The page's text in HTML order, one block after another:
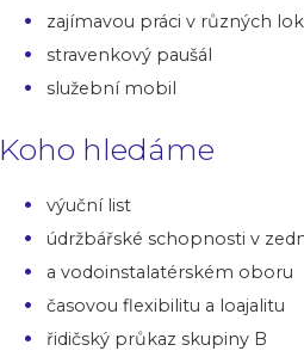
zajímavou práci v různých
stravenkový paušál
služební mobil
Koho hledáme
výuční list
údržbářské schopnosti v
a vodoinstalatérském oboru
časovou flexibilitu a loajalitu
řidičský průkaz skupiny B